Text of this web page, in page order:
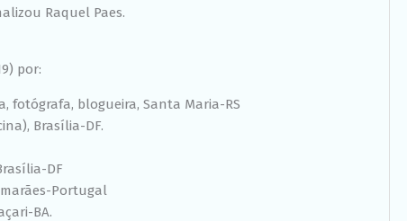
Raquel Paes.
por:
fotógrafa, blogueira, Santa Maria-RS
Brasília-DF.
DF
Portugal
BA.